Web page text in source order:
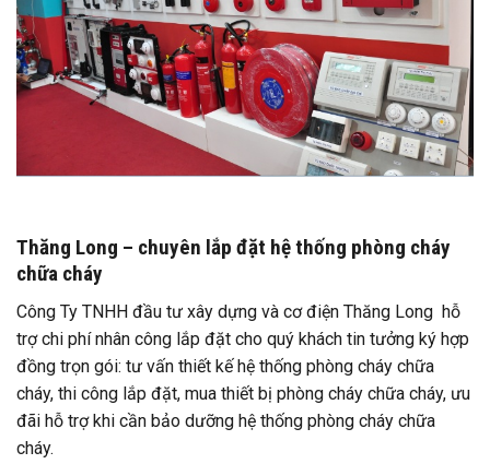
Thăng Long – chuyên lắp đặt hệ thống phòng cháy
chữa cháy
Công Ty TNHH đầu tư xây dựng và cơ điện Thăng Long hỗ
trợ chi phí nhân công lắp đặt cho quý khách tin tưởng ký hợp
đồng trọn gói: tư vấn thiết kế hệ thống phòng cháy chữa
cháy, thi công lắp đặt, mua thiết bị phòng cháy chữa cháy, ưu
đãi hỗ trợ khi cần bảo dưỡng hệ thống phòng cháy chữa
cháy.